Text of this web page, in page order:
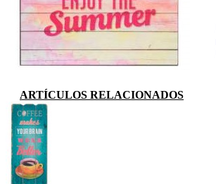
ARTÍCULOS RELACIONADOS